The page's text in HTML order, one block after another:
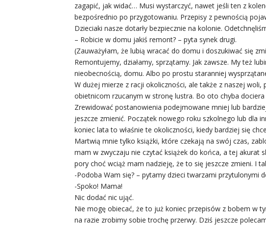
zagapić, jak widać… Musi wystarczyć, nawet jeśli ten z
bezpośrednio po przygotowaniu. Przepisy z pewnością
Dzieciaki nasze dotarły bezpiecznie na kolonie.
– Robicie w domu jakiś remont? – pyta synek drugi.
(Zauważyłam, że lubią wracać do domu i doszukiwać się
Remontujemy, działamy, sprzątamy. Jak zawsze. My też
nieobecnością, domu. Albo po prostu staranniej
W dużej mierze z racji okoliczności, ale także z naszej
obietnicom rzucanym w stronę lustra. Bo oto chyba
Zrewidować postanowienia podejmowane mniej lub
jeszcze zmienić. Początek nowego roku szkolnego lub dla
koniec lata to właśnie te okoliczności, kiedy bardziej się
Martwią mnie tylko książki, które czekają na swój czas,
mam w zwyczaju nie czytać książek do końca, a tej akurat
pory choć wciąż mam nadzieję, że to się jeszcze zmieni. I
-Podoba Wam się? – pytamy dzieci twarzami przytulonymi
-Spoko! Mama!
Nic dodać nic ująć.
Nie mogę obiecać, że to już koniec przepisów z bobem w
na razie zrobimy sobie trochę przerwy. Dziś jeszcze